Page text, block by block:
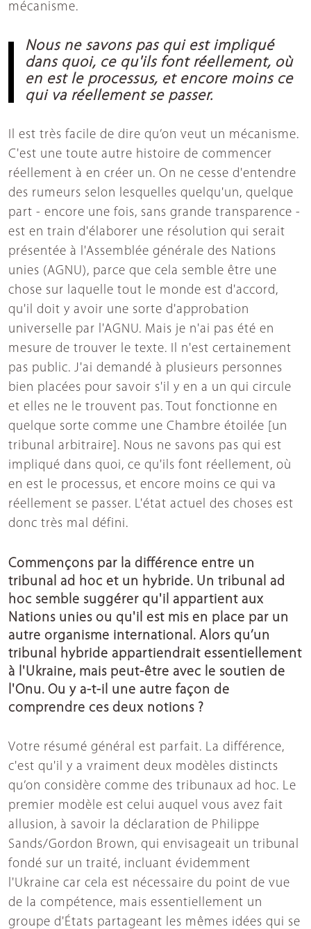
mécanisme.
Nous ne savons pas qui est impliqué
dans quoi, ce qu'ils font réellement, où
en est le processus, et encore moins ce
qui va réellement se passer.
Il est très facile de dire qu’on veut un mécanisme.
C'est une toute autre histoire de commencer
réellement à en créer un. On ne cesse d'entendre
des rumeurs selon lesquelles quelqu'un, quelque
part - encore une fois, sans grande transparence -
est en train d'élaborer une résolution qui serait
présentée à l'Assemblée générale des Nations
unies (AGNU), parce que cela semble être une
chose sur laquelle tout le monde est d'accord,
qu'il doit y avoir une sorte d'approbation
universelle par l'AGNU. Mais je n'ai pas été en
mesure de trouver le texte. Il n'est certainement
pas public. J'ai demandé à plusieurs personnes
bien placées pour savoir s'il y en a un qui circule
et elles ne le trouvent pas. Tout fonctionne en
quelque sorte comme une Chambre étoilée [un
tribunal arbitraire]. Nous ne savons pas qui est
impliqué dans quoi, ce qu'ils font réellement, où
en est le processus, et encore moins ce qui va
réellement se passer. L'état actuel des choses est
donc très mal défini.
Commençons par la différence entre un
tribunal ad hoc et un hybride. Un tribunal ad
hoc semble suggérer qu'il appartient aux
Nations unies ou qu'il est mis en place par un
autre organisme international. Alors qu’un
tribunal hybride appartiendrait essentiellement
à l'Ukraine, mais peut-être avec le soutien de
l'Onu. Ou y a-t-il une autre façon de
comprendre ces deux notions ?
Votre résumé général est parfait. La différence,
c'est qu'il y a vraiment deux modèles distincts
qu’on considère comme des tribunaux ad hoc. Le
premier modèle est celui auquel vous avez fait
allusion, à savoir la déclaration de Philippe
Sands/Gordon Brown, qui envisageait un tribunal
fondé sur un traité, incluant évidemment
l'Ukraine car cela est nécessaire du point de vue
de la compétence, mais essentiellement un
groupe d'États partageant les mêmes idées qui se